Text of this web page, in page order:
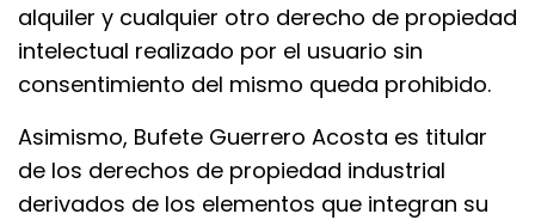
alquiler y cualquier otro derecho de propiedad
intelectual realizado por el usuario sin
consentimiento del mismo queda prohibido.
Asimismo, Bufete Guerrero Acosta es titular
de los derechos de propiedad industrial
derivados de los elementos que integran su